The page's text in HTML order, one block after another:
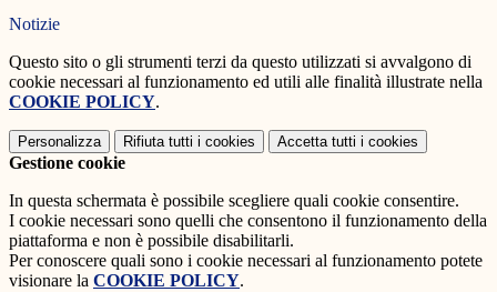
Notizie
Questo sito o gli strumenti terzi da questo utilizzati si avvalgono di
cookie necessari al funzionamento ed utili alle finalità illustrate nella
COOKIE POLICY.
Personalizza Rifiuta tutti i cookies Accetta tutti i cookies
Gestione cookie
In questa schermata è possibile scegliere quali cookie consentire.
I cookie necessari sono quelli che consentono il funzionamento della
piattaforma e non è possibile disabilitarli.
Per conoscere quali sono i cookie necessari al funzionamento potete
visionare la COOKIE POLICY.